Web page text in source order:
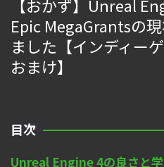
【おかず】Unreal
Epic MegaGrantsの
ました【インディー
おまけ】
目次
Unreal Engine 4の良さと学